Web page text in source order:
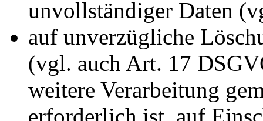
unvollständiger Daten
auf unverzügliche
(vgl. auch Art. 17
weitere Verarbeitung